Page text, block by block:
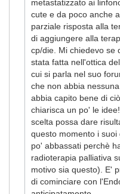
metastatizzato ai
cute e da poco anche
parziale risposta alla
di aggiungere alla
cp/die. Mi chiedevo se
stata fatta nell'ottica
cui si parla nel suo
che non abbia
abbia capito bene di
chiarisca un po' le
scelta possa dare
questo momento i suoi
po' abbassati perchè
radioterapia palliativa
motivo sia questo). E'
di cominciare con